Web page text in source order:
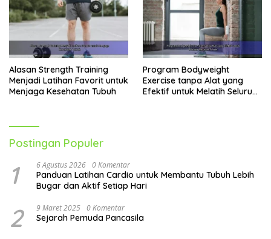
Alasan Strength Training
Menjadi Latihan Favorit untuk
Menjaga Kesehatan Tubuh
Program Bodyweight
Exercise tanpa Alat yang
Efektif untuk Melatih Seluruh
Postingan Populer
1 6 Agustus 2026 0 Komentar
Panduan Latihan Cardio untuk Membantu Tubuh Lebih
Bugar dan Aktif Setiap Hari
2 9 Maret 2025 0 Komentar
Sejarah Pemuda Pancasila